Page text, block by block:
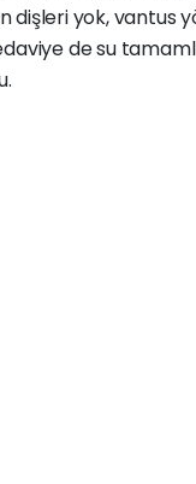
dişleri yok, vantus
de su